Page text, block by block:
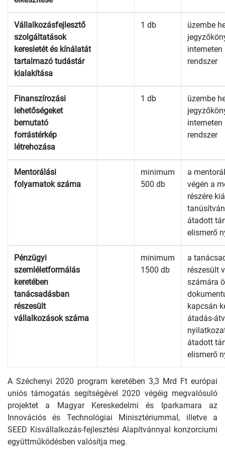
Vállalkozásfejlesztő
szolgáltatások
keresletét és kínálatát
tartalmazó tudástár
kialakítása
1 db
üzembe
rendszer
Finanszírozási
lehetőségeket
bemutató
forrástérkép
létrehozása
1 db
üzembe
rendszer
Mentorálási
folyamatok száma
minimum
500 db
a
végén a
részére
átadott
elismerő
Pénzügyi
szemléletformálás
keretében
tanácsadásban
részesült
vállalkozások száma
minimum
1500 db
a
részesült
számára
kapcsán
átadás-
átadott
elismerő
A Széchenyi 2020 program keretében 3,3 Mrd Ft európai
uniós támogatás segítségével 2020 végéig megvalósuló
projektet a Magyar Kereskedelmi és Iparkamara az
Innovációs és Technológiai Minisztériummal, illetve a
SEED Kisvállalkozás-fejlesztési Alapítvánnyal konzorciumi
együttműködésben valósítja meg.